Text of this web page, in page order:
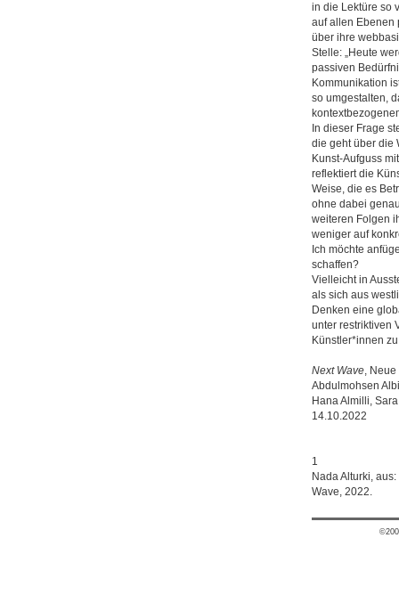
in die Lektüre so
auf allen Ebenen
über ihre
Stelle: „Heute
passiven
Kommunikation
so umgestalten,
In dieser Frage
die geht über die
Kunst-Aufguss
reflektiert die
Weise, die es
ohne dabei
weiteren Folgen
weniger auf
Ich möchte
schaffen?
Vielleicht in
als sich aus
Denken eine
unter restriktiven
Künstler*innen
Next Wave,
Abdulmohsen
Hana Almilli,
14.10.2022
1
Nada Alturki,
Wave, 2022.